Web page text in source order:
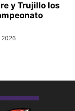
y Trujillo los
2026